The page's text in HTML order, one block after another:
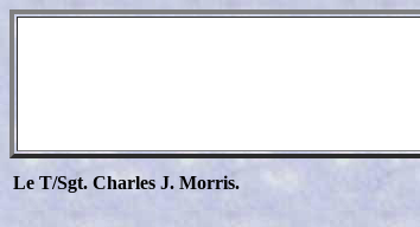
Le T/Sgt. Charles J. Morris.